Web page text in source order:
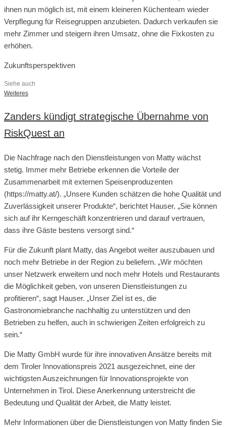
ihnen nun möglich ist, mit einem kleineren Küchenteam wieder
Verpflegung für Reisegruppen anzubieten. Dadurch verkaufen sie
mehr Zimmer und steigern ihren Umsatz, ohne die Fixkosten zu
erhöhen.
Zukunftsperspektiven
Siehe auch
Weiteres
Zanders kündigt strategische Übernahme von
RiskQuest an
Die Nachfrage nach den Dienstleistungen von Matty wächst
stetig. Immer mehr Betriebe erkennen die Vorteile der
Zusammenarbeit mit externen Speisenproduzenten
(https://matty.at/). „Unsere Kunden schätzen die hohe Qualität und
Zuverlässigkeit unserer Produkte“, berichtet Hauser. „Sie können
sich auf ihr Kerngeschäft konzentrieren und darauf vertrauen,
dass ihre Gäste bestens versorgt sind.“
Für die Zukunft plant Matty, das Angebot weiter auszubauen und
noch mehr Betriebe in der Region zu beliefern. „Wir möchten
unser Netzwerk erweitern und noch mehr Hotels und Restaurants
die Möglichkeit geben, von unseren Dienstleistungen zu
profitieren“, sagt Hauser. „Unser Ziel ist es, die
Gastronomiebranche nachhaltig zu unterstützen und den
Betrieben zu helfen, auch in schwierigen Zeiten erfolgreich zu
sein.“
Die Matty GmbH wurde für ihre innovativen Ansätze bereits mit
dem Tiroler Innovationspreis 2021 ausgezeichnet, eine der
wichtigsten Auszeichnungen für Innovationsprojekte von
Unternehmen in Tirol. Diese Anerkennung unterstreicht die
Bedeutung und Qualität der Arbeit, die Matty leistet.
Mehr Informationen über die Dienstleistungen von Matty finden Sie